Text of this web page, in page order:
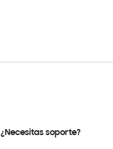
¿Necesitas soporte?